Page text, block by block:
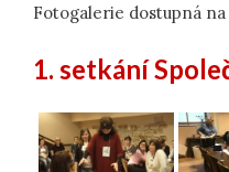
Fotogalerie dostupná
1. setkání